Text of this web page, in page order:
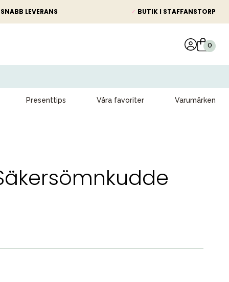
SNABB LEVERANS ✓ BUTIK I STAFFANSTORP
Presenttips Våra favoriter Varumärken